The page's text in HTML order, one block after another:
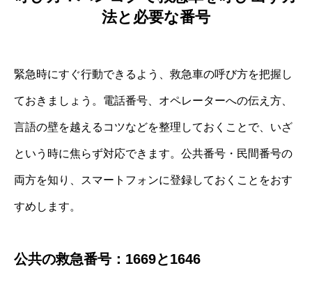
法と必要な番号
緊急時にすぐ行動できるよう、救急車の呼び方を把握し
ておきましょう。電話番号、オペレーターへの伝え方、
言語の壁を越えるコツなどを整理しておくことで、いざ
という時に焦らず対応できます。公共番号・民間番号の
両方を知り、スマートフォンに登録しておくことをおす
すめします。
公共の救急番号：1669と1646